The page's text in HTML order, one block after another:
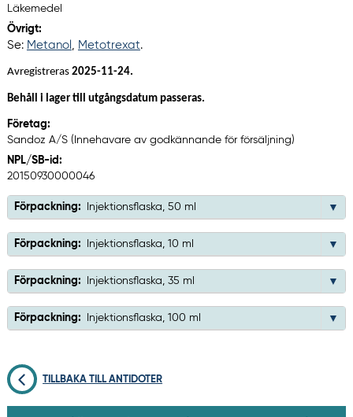
Läkemedel
Övrigt:
Se: Metanol , Metotrexat.
Avregistreras 2025-11-24.
Behåll i lager till utgångsdatum passeras.
Företag:
Sandoz A/S (Innehavare av godkännande för försäljning)
NPL/SB-id:
20150930000046
Förpackning: Injektionsflaska, 50 ml
Förpackning: Injektionsflaska, 10 ml
Förpackning: Injektionsflaska, 35 ml
Förpackning: Injektionsflaska, 100 ml
TILLBAKA TILL ANTIDOTER